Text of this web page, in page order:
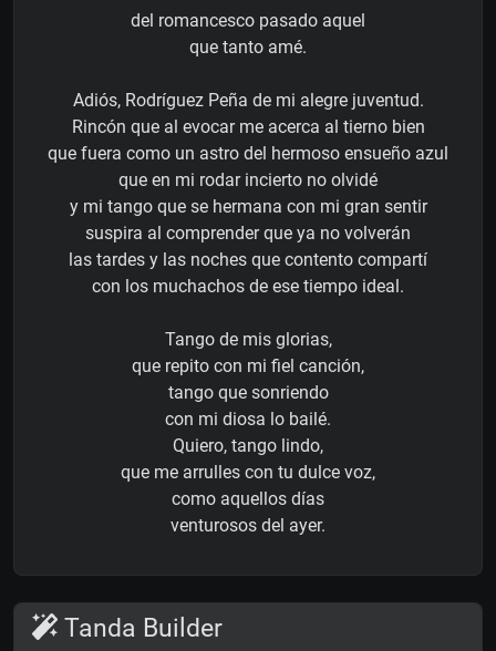
del romancesco pasado aquel
que tanto amé.
Adiós, Rodríguez Peña de mi alegre juventud.
Rincón que al evocar me acerca al tierno bien
que fuera como un astro del hermoso ensueño azul
que en mi rodar incierto no olvidé
y mi tango que se hermana con mi gran sentir
suspira al comprender que ya no volverán
las tardes y las noches que contento compartí
con los muchachos de ese tiempo ideal.
Tango de mis glorias,
que repito con mi fiel canción,
tango que sonriendo
con mi diosa lo bailé.
Quiero, tango lindo,
que me arrulles con tu dulce voz,
como aquellos días
venturosos del ayer.
Tanda Builder